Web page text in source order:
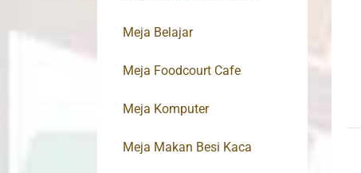
Meja Belajar
Meja Foodcourt Cafe
Meja Komputer
Meja Makan Besi Kaca